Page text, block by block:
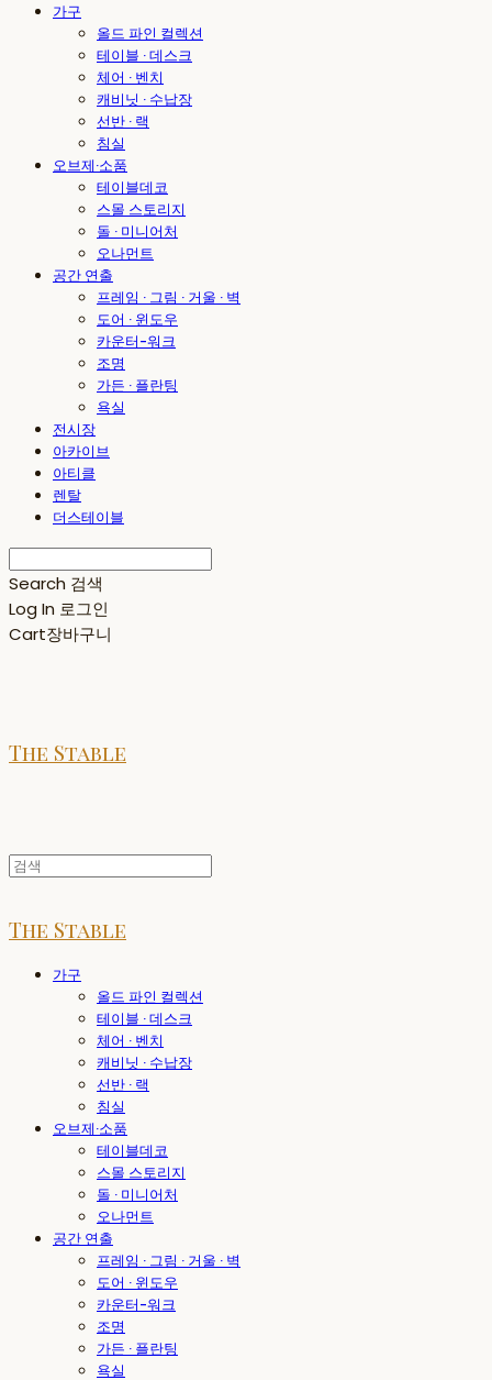
가구
올드 파인 컬렉션
테이블 · 데스크
체어 · 벤치
캐비닛 · 수납장
선반 · 랙
침실
오브제·소품
테이블데코
스몰 스토리지
돌 · 미니어처
오나먼트
공간 연출
프레임 · 그림 · 거울 · 벽
도어 · 윈도우
카운터-워크
조명
가든 · 플란팅
욕실
전시장
아카이브
아티클
렌탈
더스테이블
Search 검색
Log In 로그인
Cart장바구니
The Stable
The Stable
가구
올드 파인 컬렉션
테이블 · 데스크
체어 · 벤치
캐비닛 · 수납장
선반 · 랙
침실
오브제·소품
테이블데코
스몰 스토리지
돌 · 미니어처
오나먼트
공간 연출
프레임 · 그림 · 거울 · 벽
도어 · 윈도우
카운터-워크
조명
가든 · 플란팅
욕실